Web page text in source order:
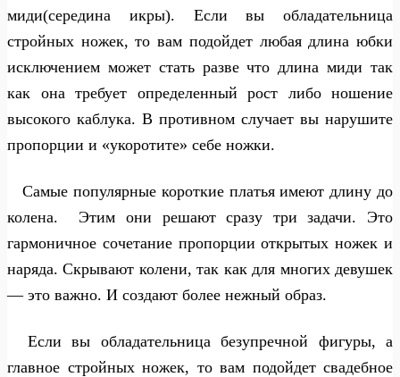
миди(середина икры). Если вы обладательница
стройных ножек, то вам подойдет любая длина юбки
исключением может стать разве что длина миди так
как она требует определенный рост либо ношение
высокого каблука. В противном случает вы нарушите
пропорции и «укоротите» себе ножки.
Самые популярные короткие платья имеют длину до
колена. Этим они решают сразу три задачи. Это
гармоничное сочетание пропорции открытых ножек и
наряда. Скрывают колени, так как для многих девушек
— это важно. И создают более нежный образ.
Если вы обладательница безупречной фигуры, а
главное стройных ножек, то вам подойдет свадебное